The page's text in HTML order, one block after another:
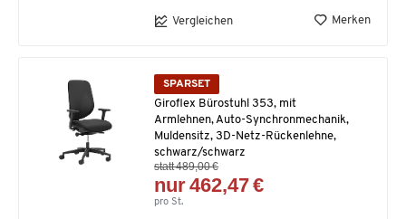
Vergleichen Merken
SPARSET
Giroflex Bürostuhl 353, mit
Armlehnen, Auto-Synchronmechanik,
Muldensitz, 3D-Netz-Rückenlehne,
schwarz/schwarz
statt 489,00 €
nur 462,47 €
pro St.